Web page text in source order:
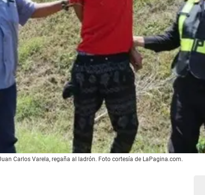
Carlos Varela, regaña al ladrón. Foto cortesía de LaPagina.com.